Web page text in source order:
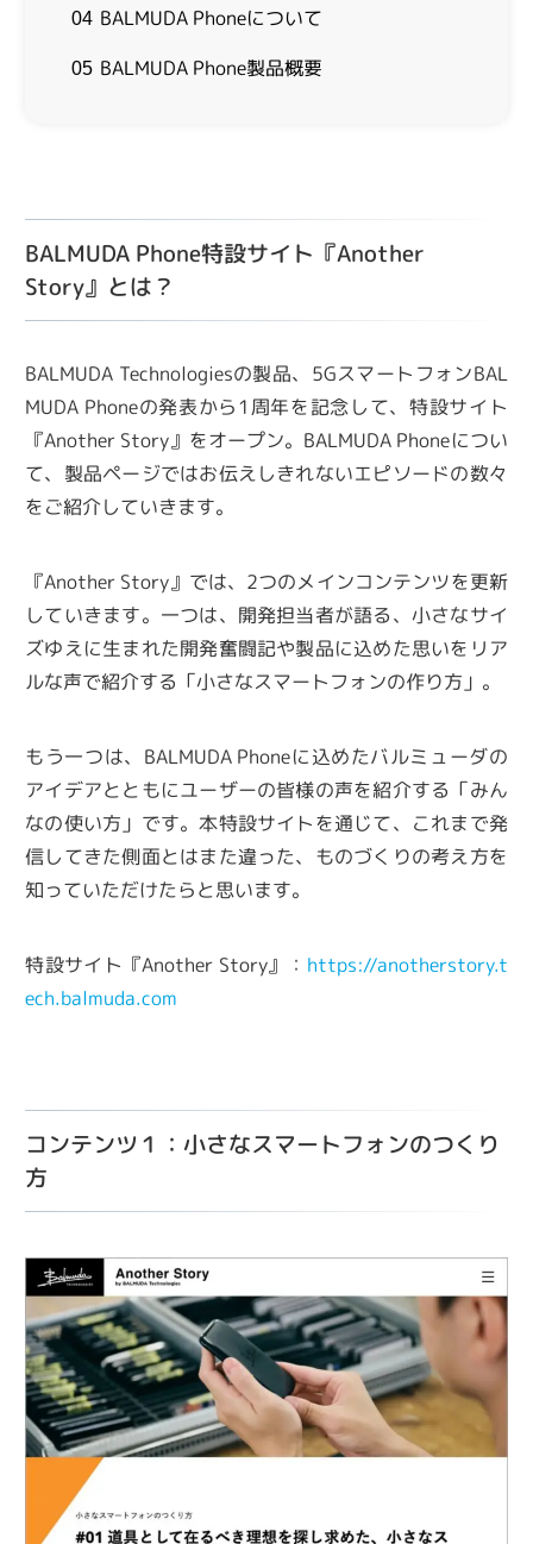
04 BALMUDA Phoneについて
05 BALMUDA Phone製品概要
BALMUDA Phone特設サイト『Another
Story』とは？
BALMUDA Technologiesの製品、5GスマートフォンBAL
MUDA Phoneの発表から1周年を記念して、特設サイト
『Another Story』をオープン。BALMUDA Phoneについ
て、製品ページではお伝えしきれないエピソードの数々
をご紹介していきます。
『Another Story』では、2つのメインコンテンツを更新
していきます。一つは、開発担当者が語る、小さなサイ
ズゆえに生まれた開発奮闘記や製品に込めた思いをリア
ルな声で紹介する「小さなスマートフォンの作り方」。
もう一つは、BALMUDA Phoneに込めたバルミューダの
アイデアとともにユーザーの皆様の声を紹介する「みん
なの使い方」です。本特設サイトを通じて、これまで発
信してきた側面とはまた違った、ものづくりの考え方を
知っていただけたらと思います。
特設サイト『Another Story』： https://anotherstory.t
ech.balmuda.com
コンテンツ１：小さなスマートフォンのつくり
方